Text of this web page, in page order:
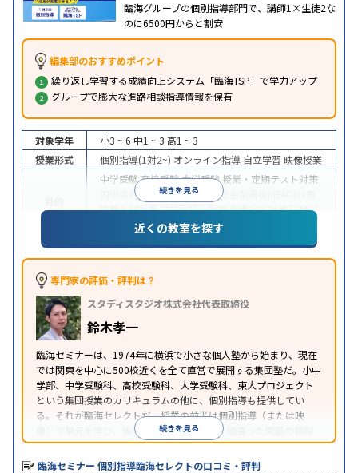
臨海グループの個別指導部門で、講師1×生徒2な
のに6500円からと割安
編集部のおすすめポイント
繰り返し学習する成績向上システム「臨海TSP」で学力アップ
グループで膨大な進路相談指導情報を保有
続きを見る
対象学年 小3 ~ 6 中1 ~ 3 高1 ~ 3
授業形式
個別指導(1対2~) オンライン指導 自立学習 映像授業
中学受験高校受験大学受験 授業・定期テスト対策
内申点対策
学習習慣の定着
総合型選抜(旧AO)対策
推薦入試対策学校別特化対策各種検定対策科目別
特化対策
特徴
中高一貫校生に対応特待生・奨学金制度あり授業
の振替可能不登校生に対応オンライン対応1科目
から受講可能
※2024年6月調査。
近くの教室を探す
専門家の評価・評判は？
スタディスタジオ株式会社代表取締役
鈴木孝一
臨海セミナーは、1974年に横浜で小さな個人塾から始まり、現在
では関東を中心に500校近くを全て直営で展開する集団塾だ。小中
学部、中学受験科、高校受験科、大学受験科、東大プロジェクト
という集団授業のカリキュラムの他に、個別指導も提供してい
る。それが臨海セレクトだ。授業の前半は個別指導（または映
像）で単元を学び、後半は問題演習を行う。間違った問題の類似
問題を解き、全て正解したらその日の授業が終了するというスタ
イルの個別指導だ。
続きを見る
臨海セミナー 個別指導臨海セレクトの口コミ・評判